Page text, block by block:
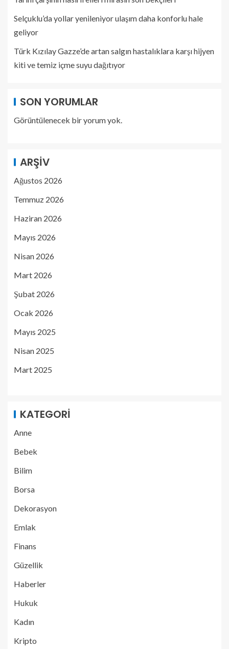
Selçuklu’da yollar yenileniyor ulaşım daha konforlu hale
geliyor
Türk Kızılay Gazze’de artan salgın hastalıklara karşı hijyen
kiti ve temiz içme suyu dağıtıyor
SON YORUMLAR
Görüntülenecek bir yorum yok.
ARŞIV
Ağustos 2026
Temmuz 2026
Haziran 2026
Mayıs 2026
Nisan 2026
Mart 2026
Şubat 2026
Ocak 2026
Mayıs 2025
Nisan 2025
Mart 2025
KATEGORI
Anne
Bebek
Bilim
Borsa
Dekorasyon
Emlak
Finans
Güzellik
Haberler
Hukuk
Kadın
Kripto